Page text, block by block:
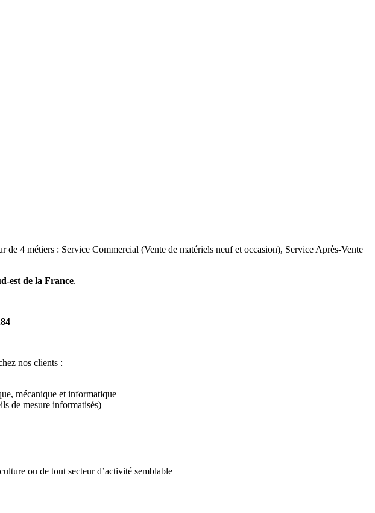
de 4 métiers : Service Commercial (Vente de matériels neuf et occasion), Service Après-Vente
est de la France.
nos clients :
mécanique et informatique
de mesure informatisés)
ou de tout secteur d’activité semblable